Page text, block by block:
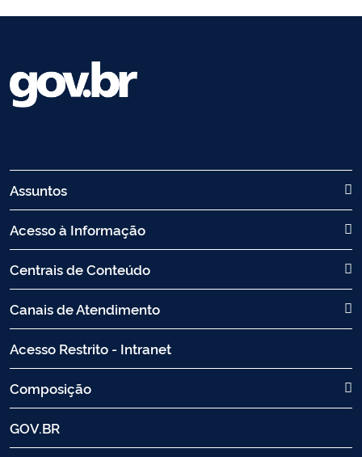
Assuntos
Acesso à Informação
Centrais de Conteúdo
Canais de Atendimento
Acesso Restrito - Intranet
Composição
GOV.BR